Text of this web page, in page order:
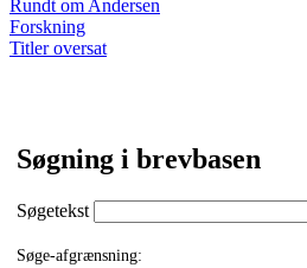
Rundt om Andersen
Forskning
Titler oversat
Søgning i brevbasen
Søgetekst
Søge-afgrænsning: